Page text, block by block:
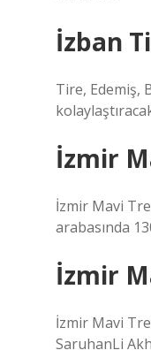
İzban
Tire, Edemiş,
İzmir
İzmir Mavi
arabasında
İzmir
İzmir Mavi
SaruhanLi